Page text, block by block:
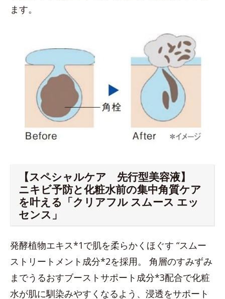
ます。
【スペシャルケア 先行型美容液】
ニキビ予防と化粧水前の集中角質ケア
を叶える「クリアフル スムース エッ
センス」
発酵植物エキス*1で肌を柔らかくほぐす “スムー
ストリートメント成分*2を採用。 角層のすみずみ
までうるおすブーストサポート成分*3配合で化粧
水が肌に馴染みやすくなるよう、浸透をサポート